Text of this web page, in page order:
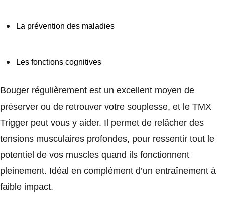
La prévention des maladies
Les fonctions cognitives
Bouger régulièrement est un excellent moyen de
préserver ou de retrouver votre souplesse, et le TMX
Trigger peut vous y aider. Il permet de relâcher des
tensions musculaires profondes, pour ressentir tout le
potentiel de vos muscles quand ils fonctionnent
pleinement. Idéal en complément d’un entraînement à
faible impact.